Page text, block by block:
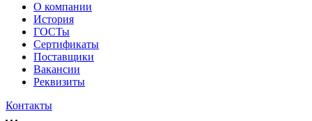
О компании
История
ГОСТы
Сертификаты
Поставщики
Вакансии
Реквизиты
Контакты